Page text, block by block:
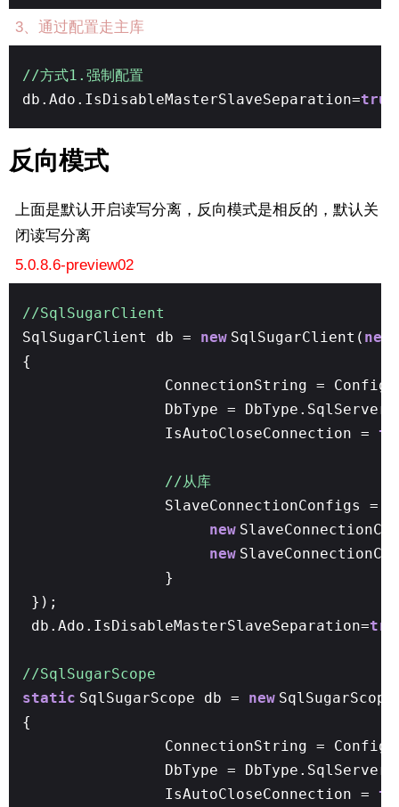
3、通过配置走主库
//方式1.强制配置
db.Ado.IsDisableMasterSlaveSeparation=true
反向模式
上面是默认开启读写分离，反向模式是相反的，默认关
闭读写分离
5.0.8.6-preview02
//SqlSugarClient
SqlSugarClient db = new SqlSugarClient( new
{
ConnectionString =
DbType = DbType.SqlServer,
IsAutoCloseConnection =
//从库
SlaveConnectionConfigs =
new
new
}
});
db.Ado.IsDisableMasterSlaveSeparation=
//SqlSugarScope
static SqlSugarScope db = new
{
ConnectionString =
DbType = DbType.SqlServer,
IsAutoCloseConnection =